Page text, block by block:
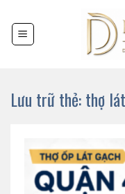
đến
nội
Lưu trữ thẻ:thợ